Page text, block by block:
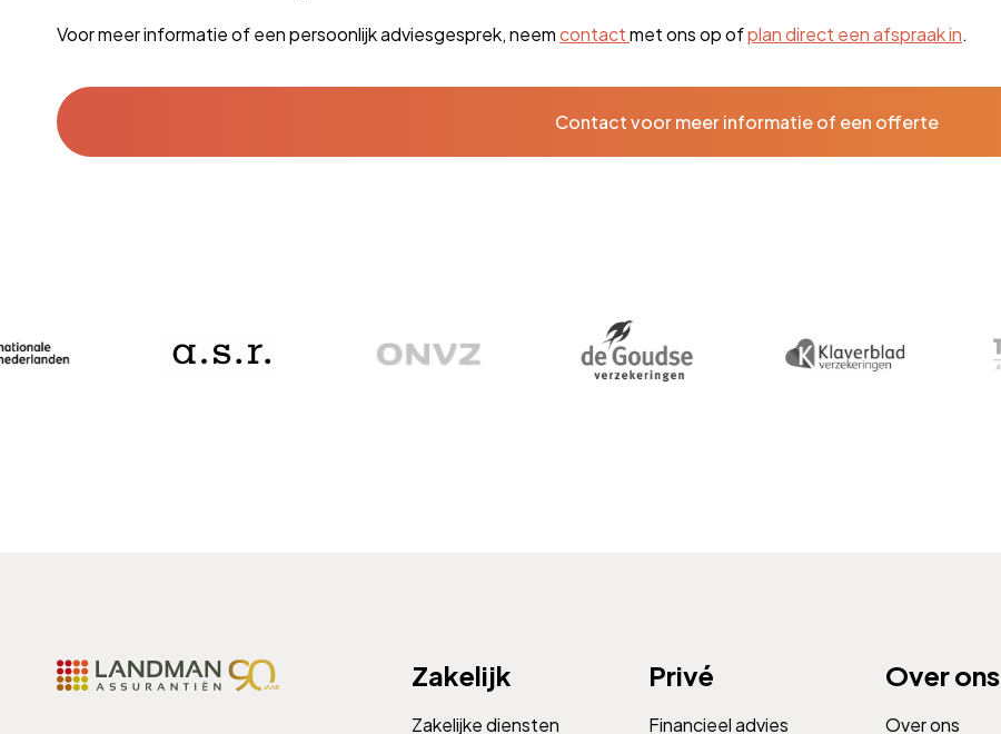
Voor meer informatie of een persoonlijk adviesgesprek, neemcontactmet ons op ofplan direct een afspraak in.
Contact voor meer informatie of een offerte
Zakelijk
Zakelijke diensten
Privé
Financieel advies
Over ons
Over ons